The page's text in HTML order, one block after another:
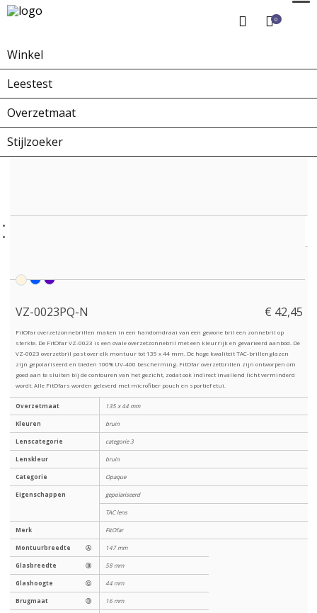
0
Winkel
Leestest
Overzetmaat
Stijlzoeker
Home Winkel
VZ-0023PQ-N € 42,45
FitOfar overzetzonnebrillen maken in een handomdraai van een gewone bril een zonnebril op
sterkte. De FitOfar VZ-0023 is een ovale overzetzonnebril met een kleurrijk en gevarieerd aanbod. De
VZ-0023 overzetbril past over elk montuur tot 135 x 44 mm. De hoge kwaliteit TAC-brillenglazen
zijn gepolariseerd en bieden 100% UV-400 bescherming. FitOfar overzetbrillen zijn ontworpen om
goed aan te sluiten bij de contouren van het gezicht, zodat ook indirect invallend licht verminderd
wordt. Alle FitOfars worden geleverd met microfiber pouch en sportief etui.
Overzetmaat 135 x 44 mm
Kleuren bruin
Lenscategorie categorie 3
Lenskleur bruin
Categorie Opaque
Eigenschappen gepolariseerd
TAC lens
Merk FitOfar
Montuurbreedte Ⓐ 147 mm
Glasbreedte Ⓑ 58 mm
Glashoogte Ⓒ 44 mm
Brugmaat Ⓓ 16 mm